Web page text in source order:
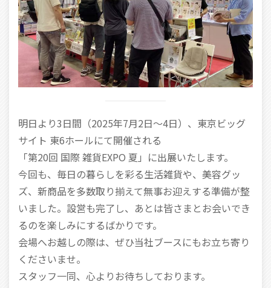
明日より3日間（2025年7月2日〜4日）、東京ビッグ
サイト 東6ホールにて開催される
「第20回 国際 雑貨EXPO 夏」に出展いたします。
今回も、毎日の暮らしを彩る生活雑貨や、美容グッ
ズ、新商品を多数取り揃えて無事お迎えする準備が整
いました。設営も完了し、あとは皆さまとお会いでき
るのを楽しみにするばかりです。
会場へお越しの際は、ぜひ当社ブースにもお立ち寄り
くださいませ。
スタッフ一同、心よりお待ちしております。